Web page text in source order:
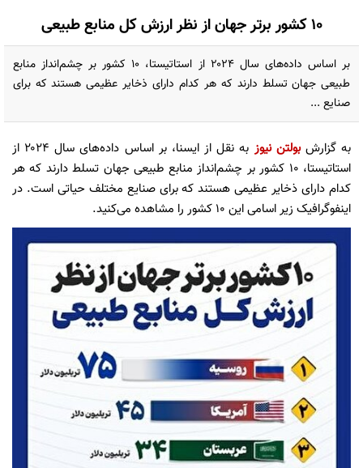
۱۰ کشور برتر جهان از نظر ارزش کل منابع طبیعی
بر اساس داده‌های سال ۲۰۲۴ از استاتیستا، ۱۰ کشور بر چشم‌انداز منابع
طبیعی جهان تسلط دارند که هر کدام دارای ذخایر عظیمی هستند که برای
صنایع ...
به گزارشبولتن نیوز
به نقل از ایسنا، بر اساس داده‌های سال ۲۰۲۴ از
استاتیستا، ۱۰ کشور بر چشم‌انداز منابع طبیعی جهان تسلط دارند که هر
کدام دارای ذخایر عظیمی هستند که برای صنایع مختلف حیاتی است. در
اینفوگرافیک زیر اسامی این ۱۰ کشور را مشاهده می‌کنید.